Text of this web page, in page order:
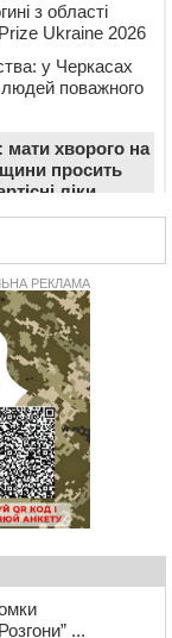
з області
Ukraine 2026
у Черкасах
людей поважного
мати хворого на
просить
ліки
відділу
завищеною
двох
дорожню
(ФОТОФАКТ)
світу в
центр
міськради,
служб
тонн
РЕКЛАМА
...